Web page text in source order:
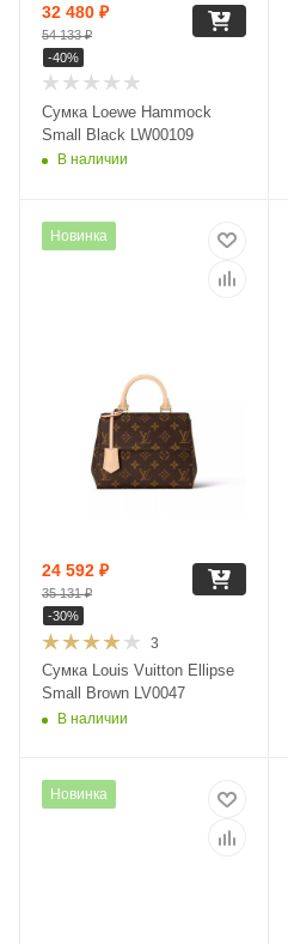
Сумка Loewe Hammock
Small Black LW00109
В наличии
32 480 ₽
54 133₽
-40%
Новинка
3
Сумка Louis Vuitton Ellipse
Small Brown LV0047
В наличии
24 592 ₽
35 131₽
-30%
Новинка